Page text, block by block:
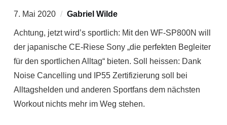
7. Mai 2020 Gabriel Wilde
Achtung, jetzt wird’s sportlich: Mit den WF-SP800N will
der japanische CE-Riese Sony „die perfekten Begleiter
für den sportlichen Alltag“ bieten. Soll heissen: Dank
Noise Cancelling und IP55 Zertifizierung soll bei
Alltagshelden und anderen Sportfans dem nächsten
Workout nichts mehr im Weg stehen.